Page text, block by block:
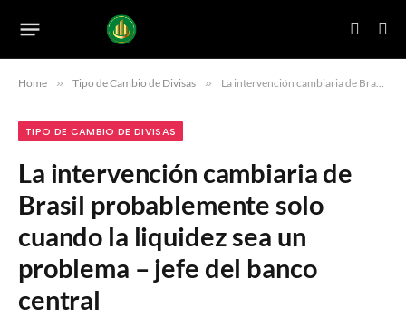
Home » Tipo de Cambio de Divisas » La intervención cambiaria de Brasil probablemente solo cuando la liquidez sea un problema – jefe del banco central
TIPO DE CAMBIO DE DIVISAS
La intervención cambiaria de
Brasil probablemente solo
cuando la liquidez sea un
problema – jefe del banco
central